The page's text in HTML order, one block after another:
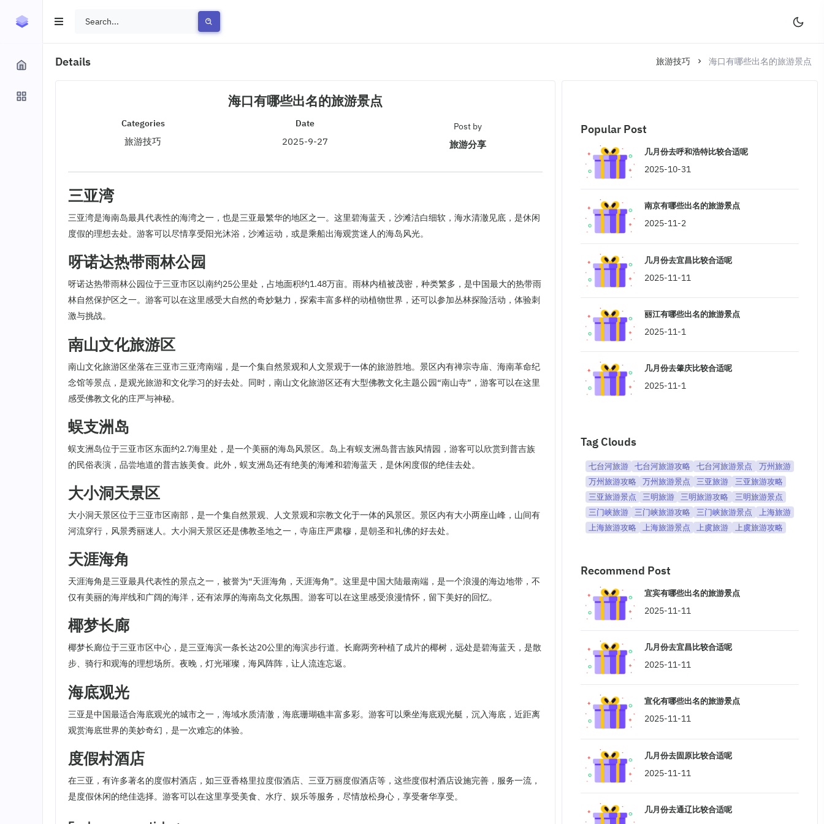
Details 旅游技巧 海口有哪些出名的旅游景点
海口有哪些出名的旅游景点
Categories
旅游技巧
Date
2025-9-27
Post by
旅游分享
三亚湾
三亚湾是海南岛最具代表性的海湾之一，也是三亚最繁华的地区之一。这里碧海蓝天，沙滩洁白细软，海水清澈见底，是休闲
度假的理想去处。游客可以尽情享受阳光沐浴，沙滩运动，或是乘船出海观赏迷人的海岛风光。
呀诺达热带雨林公园
呀诺达热带雨林公园位于三亚市区以南约25公里处，占地面积约1.48万亩。雨林内植被茂密，种类繁多，是中国最大的热带雨
林自然保护区之一。游客可以在这里感受大自然的奇妙魅力，探索丰富多样的动植物世界，还可以参加丛林探险活动，体验刺
激与挑战。
南山文化旅游区
南山文化旅游区坐落在三亚市三亚湾南端，是一个集自然景观和人文景观于一体的旅游胜地。景区内有禅宗寺庙、海南革命纪
念馆等景点，是观光旅游和文化学习的好去处。同时，南山文化旅游区还有大型佛教文化主题公园“南山寺”，游客可以在这里
感受佛教文化的庄严与神秘。
蜈支洲岛
蜈支洲岛位于三亚市区东面约2.7海里处，是一个美丽的海岛风景区。岛上有蜈支洲岛普吉族风情园，游客可以欣赏到普吉族
的民俗表演，品尝地道的普吉族美食。此外，蜈支洲岛还有绝美的海滩和碧海蓝天，是休闲度假的绝佳去处。
大小洞天景区
大小洞天景区位于三亚市区南部，是一个集自然景观、人文景观和宗教文化于一体的风景区。景区内有大小两座山峰，山间有
河流穿行，风景秀丽迷人。大小洞天景区还是佛教圣地之一，寺庙庄严肃穆，是朝圣和礼佛的好去处。
天涯海角
天涯海角是三亚最具代表性的景点之一，被誉为“天涯海角，天涯海角”。这里是中国大陆最南端，是一个浪漫的海边地带，不
仅有美丽的海岸线和广阔的海洋，还有浓厚的海南岛文化氛围。游客可以在这里感受浪漫情怀，留下美好的回忆。
椰梦长廊
椰梦长廊位于三亚市区中心，是三亚海滨一条长达20公里的海滨步行道。长廊两旁种植了成片的椰树，远处是碧海蓝天，是散
步、骑行和观海的理想场所。夜晚，灯光璀璨，海风阵阵，让人流连忘返。
海底观光
三亚是中国最适合海底观光的城市之一，海域水质清澈，海底珊瑚礁丰富多彩。游客可以乘坐海底观光艇，沉入海底，近距离
观赏海底世界的美妙奇幻，是一次难忘的体验。
度假村酒店
在三亚，有许多著名的度假村酒店，如三亚香格里拉度假酒店、三亚万丽度假酒店等，这些度假村酒店设施完善，服务一流，
是度假休闲的绝佳选择。游客可以在这里享受美食、水疗、娱乐等服务，尽情放松身心，享受奢华享受。
Popular Post
几月份去呼和浩特比较合适呢
2025-10-31
南京有哪些出名的旅游景点
2025-11-2
几月份去宜昌比较合适呢
2025-11-11
丽江有哪些出名的旅游景点
2025-11-1
几月份去肇庆比较合适呢
2025-11-1
Tag Clouds
七台河旅游 七台河旅游攻略 七台河旅游景点
万州旅游
万州旅游攻略
万州旅游景点 三亚旅游
三亚旅游攻略
三亚旅游景点
三明旅游 三明旅游攻略
三明旅游景点
三门峡旅游
三门峡旅游攻略 三门峡旅游景点
上海旅游
上海旅游攻略
上海旅游景点 上虞旅游 上虞旅游攻略
Recommend Post
宜宾有哪些出名的旅游景点
2025-11-11
几月份去宜昌比较合适呢
2025-11-11
宣化有哪些出名的旅游景点
2025-11-11
几月份去固原比较合适呢
2025-11-11
几月份去通辽比较合适呢